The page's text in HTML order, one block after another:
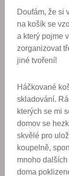
Doufám, že si
na košík se
a který pojme
zorganizovat
jiné tvoření!
Háčkované
skladování.
kterých se mi
domov se
skvělé pro
koupelně,
mnoho
doma